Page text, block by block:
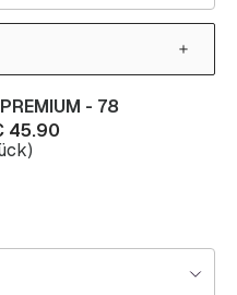
- 78
45.90